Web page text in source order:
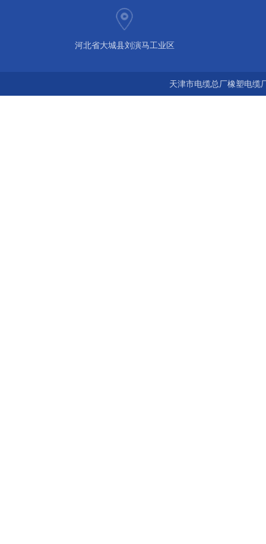
河北省大城县刘演马工业区
天津市电缆总厂橡塑电